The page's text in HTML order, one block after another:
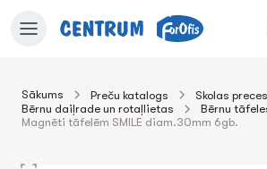
uz grozu
Sākums Preču katalogs
Skolas preces
Bērnu daiļrade un rotaļlietas
Bērnu
Magnēti tāfelēm SMILE diam.30mm 6gb.